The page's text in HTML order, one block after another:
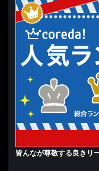
皆んなが尊敬する良きリ